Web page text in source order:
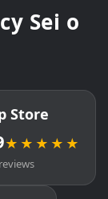
Sei o
Store
★★★★★